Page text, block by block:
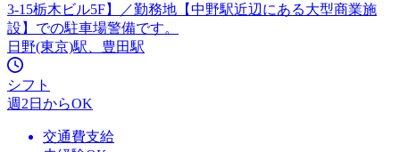
3-15栃木ビル5F】／勤務地【中野駅近辺にある大型商業施
設】での駐車場警備です。
日野(東京)駅、豊田駅
シフト
週2日からOK
交通費支給